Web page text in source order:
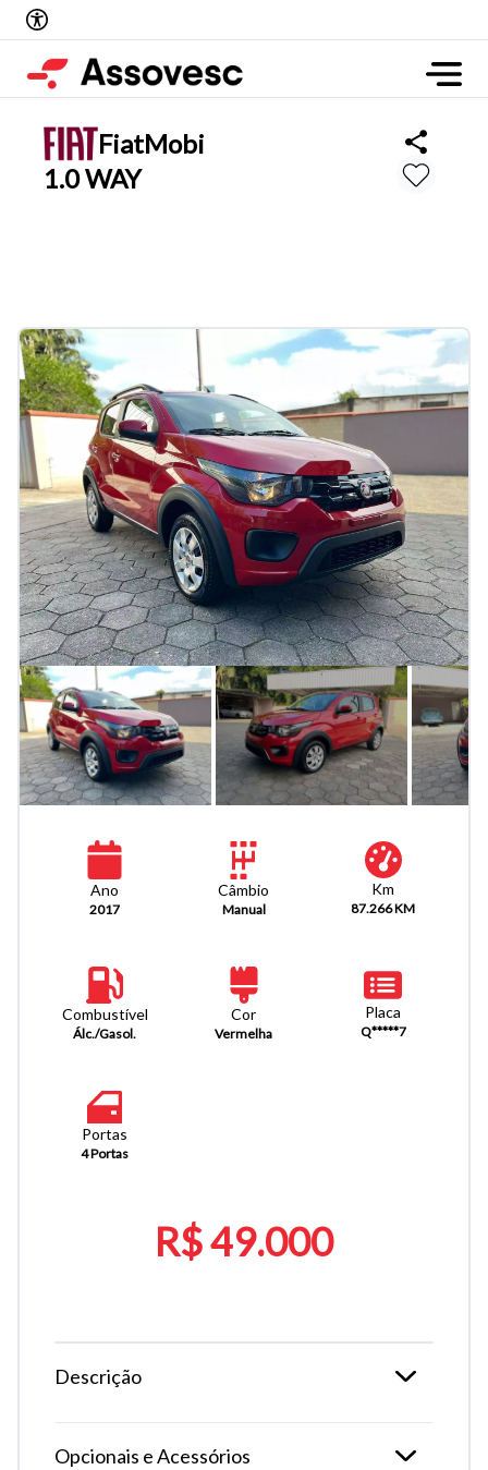
FiatMobi
1.0 WAY
Ano
2017
Câmbio
Manual
Km
87.266 KM
Combustível
Álc./Gasol.
Cor
Vermelha
Placa
Q*****7
Portas
4 Portas
R$ 49.000
Descrição
Opcionais e Acessórios